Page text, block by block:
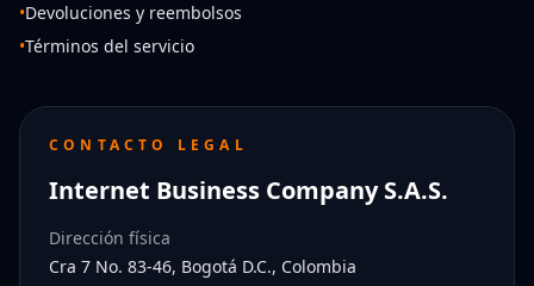
•Devoluciones y reembolsos
•Términos del servicio
CONTACTO LEGAL
Internet Business Company S.A.S.
Dirección física
Cra 7 No. 83-46, Bogotá D.C., Colombia